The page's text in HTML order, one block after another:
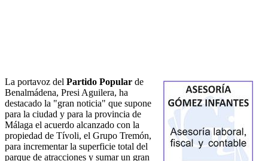
La portavoz del Partido Popular de
Benalmádena, Presi Aguilera, ha
destacado la "gran noticia" que supone
para la ciudad y para la provincia de
Málaga el acuerdo alcanzado con la
propiedad de Tívoli, el Grupo Tremón,
para incrementar la superficie total del
parque de atracciones y sumar un gran